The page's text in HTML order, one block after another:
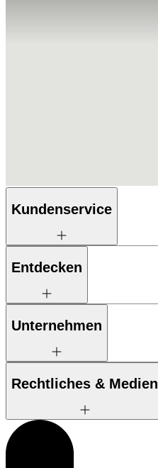
Kundenservice
Entdecken
Unternehmen
Rechtliches & Medien